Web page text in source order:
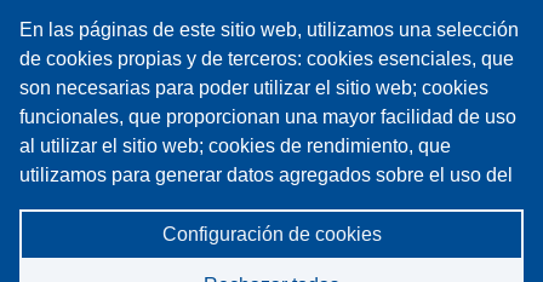
En las páginas de este sitio web, utilizamos una selección
de cookies propias y de terceros: cookies esenciales, que
son necesarias para poder utilizar el sitio web; cookies
funcionales, que proporcionan una mayor facilidad de uso
al utilizar el sitio web; cookies de rendimiento, que
utilizamos para generar datos agregados sobre el uso del
utilizan para mostrar contenidos y publicidad relevantes.
Si elige "ACEPTAR TODAS", consiente el uso de todas
Configuración de cookies
Recursos
Galería de Muestras
de Cables
Artículos Técnicos
Políticas
Soporte
Soporte Técnico
Formación
Formulario de solicitud
de servicio
Mantenimiento